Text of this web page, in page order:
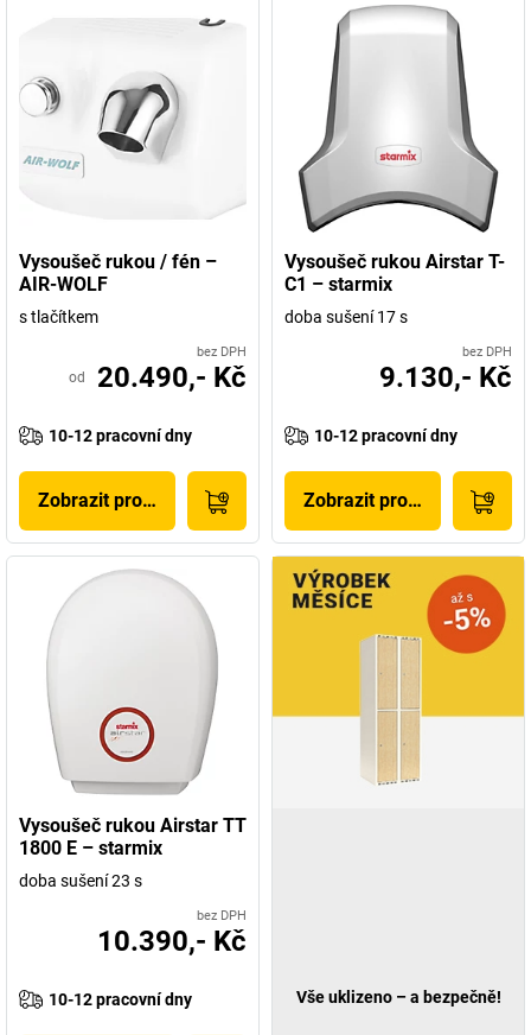
Vysoušeč rukou / fén –
AIR-WOLF
s tlačítkem
bez DPH
od 20.490,- Kč
10-12 pracovní dny
Zobrazit produkt
Vysoušeč rukou Airstar T-
C1 – starmix
doba sušení 17 s
bez DPH
9.130,- Kč
10-12 pracovní dny
Zobrazit produkt
Vysoušeč rukou Airstar TT
1800 E – starmix
doba sušení 23 s
bez DPH
10.390,- Kč
10-12 pracovní dny Vše uklizeno – a bezpečně!